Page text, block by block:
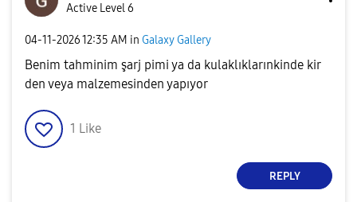
Active Level 6
‎04-11-202612:35 AM in Galaxy Gallery
Benim tahminim şarj pimi ya da kulaklıklarınkinde kir
den veya malzemesinden yapıyor
1 Like
REPLY